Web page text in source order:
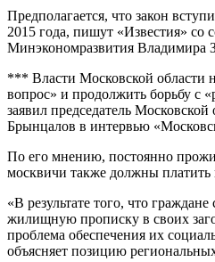
Предполагается, что закон
2015 года, пишут «Известия» со
Минэкономразвития Владимира
*** Власти Московской области
вопрос» и продолжить борьбу с
заявил председатель
Брынцалов в интервью
По его мнению, постоянно
москвичи также должны платить
«В результате того, что
жилищную прописку в своих
проблема обеспечения их
объясняет позицию